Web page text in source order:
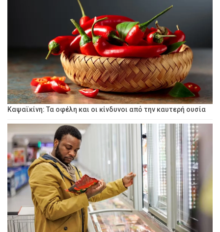
Καψαϊκίνη: Τα οφέλη και οι κίνδυνοι από την καυτερή ουσία